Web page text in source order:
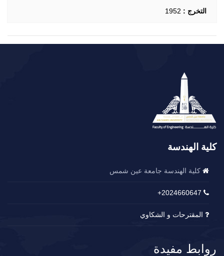
التخرج : 1952
كلية الهندسة
كلية الهندسة جامعة عين شمس
2024660647+
المقترحات و الشكاوي
روابط مفيدة